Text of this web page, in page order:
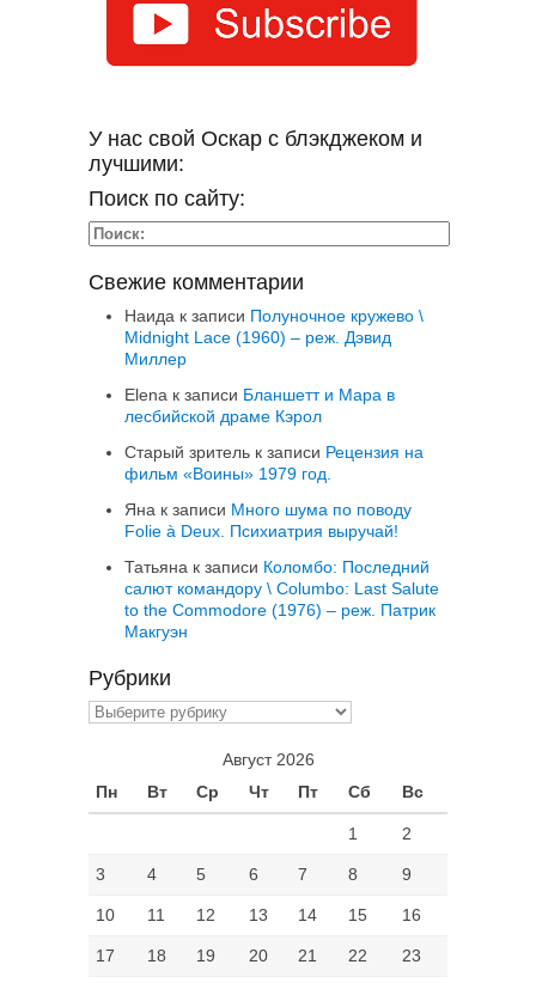
У нас свой Оскар с блэкджеком и
лучшими:
Поиск по сайту:
Свежие комментарии
Наида к записи Полуночное кружево \
Midnight Lace (1960) – реж. Дэвид
Миллер
Elena к записи Бланшетт и Мара в
лесбийской драме Кэрол
Старый зритель к записи Рецензия на
фильм «Воины» 1979 год.
Яна к записи Много шума по поводу
Folie à Deux. Психиатрия выручай!
Татьяна к записи Коломбо: Последний
салют командору \ Columbo: Last Salute
to the Commodore (1976) – реж. Патрик
Макгуэн
Рубрики
Рубрики
Август 2026
Пн
Вт Ср Чт Пт Сб Вс
1 2
3 4 5 6 7 8 9
10 11 12 13 14 15 16
17 18 19 20 21 22 23